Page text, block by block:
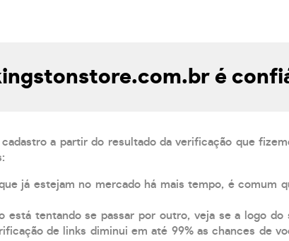
é
a partir do resultado da verificação que
já estejam no mercado há mais tempo, é comum
está tentando se passar por outro, veja se a logo do
de links diminui em até 99% as chances de